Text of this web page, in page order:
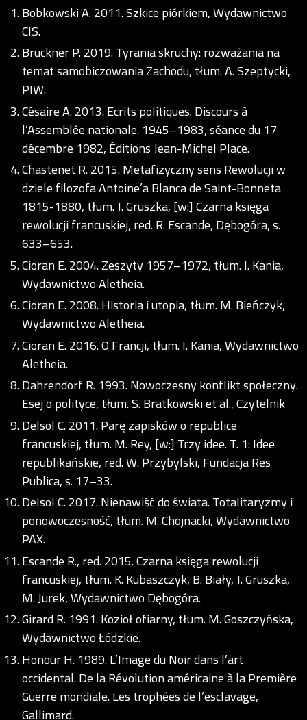
Bobkowski A. 2011. Szkice piórkiem, Wydawnictwo
CIS.
Bruckner P. 2019. Tyrania skruchy: rozważania na
temat samobiczowania Zachodu, tłum. A. Szeptycki,
PIW.
Césaire A. 2013. Ecrits politiques. Discours à
l’Assemblée nationale. 1945–1983, séance du 17
décembre 1982, Éditions Jean-Michel Place.
Chastenet R. 2015. Metafizyczny sens Rewolucji w
dziele filozofa Antoine’a Blanca de Saint-Bonneta
1815-1880, tłum. J. Gruszka, [w:] Czarna księga
rewolucji francuskiej, red. R. Escande, Dębogóra, s.
633–653.
Cioran E. 2004. Zeszyty 1957–1972, tłum. I. Kania,
Wydawnictwo Aletheia.
Cioran E. 2008. Historia i utopia, tłum. M. Bieńczyk,
Wydawnictwo Aletheia.
Cioran E. 2016. O Francji, tłum. I. Kania, Wydawnictwo
Aletheia.
Dahrendorf R. 1993. Nowoczesny konflikt społeczny.
Esej o polityce, tłum. S. Bratkowski et al., Czytelnik
Delsol C. 2011. Parę zapisków o republice
francuskiej, tłum. M. Rey, [w:] Trzy idee. T. 1: Idee
republikańskie, red. W. Przybylski, Fundacja Res
Publica, s. 17–33.
Delsol C. 2017. Nienawiść do świata. Totalitaryzmy i
ponowoczesność, tłum. M. Chojnacki, Wydawnictwo
PAX.
Escande R., red. 2015. Czarna księga rewolucji
francuskiej, tłum. K. Kubaszczyk, B. Biały, J. Gruszka,
M. Jurek, Wydawnictwo Dębogóra.
Girard R. 1991. Kozioł ofiarny, tłum. M. Goszczyńska,
Wydawnictwo Łódzkie.
Honour H. 1989. L’Image du Noir dans l’art
occidental. De la Révolution américaine à la Première
Guerre mondiale. Les trophées de l’esclavage,
Gallimard.